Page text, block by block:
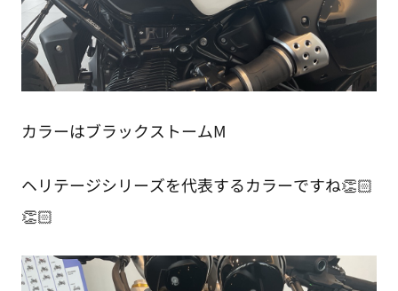
カラーはブラックストームM
ヘリテージシリーズを代表するカラーですね👏🏻
👏🏻